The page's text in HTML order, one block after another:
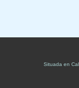
Situada en